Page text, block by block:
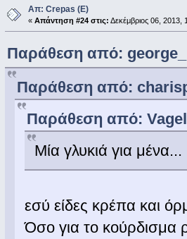
Απ: Crepas (E)
« Απάντηση #24 στις: Δεκέμβριος 06, 2013,
Παράθεση από: george_
Παράθεση από:
Παράθεση από:
Μία γλυκιά για μένα...
εσύ είδες κρέπα και
Όσο για το κούρδισμα